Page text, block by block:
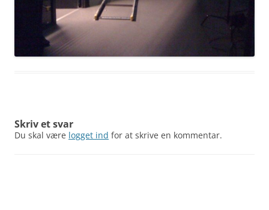
Skriv et svar
Du skal være logget ind for at skrive en kommentar.